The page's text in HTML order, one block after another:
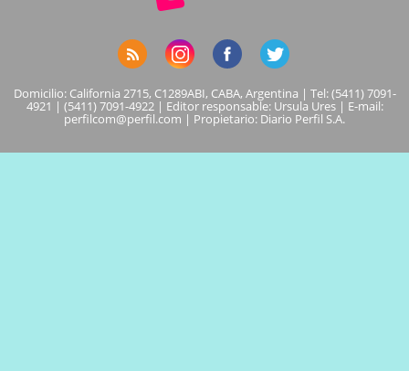
Domicilio: California 2715, C1289ABI, CABA, Argentina | Tel: (5411) 7091-
4921 | (5411) 7091-4922 | Editor responsable: Ursula Ures | E-mail:
perfilcom@perfil.com | Propietario: Diario Perfil S.A.